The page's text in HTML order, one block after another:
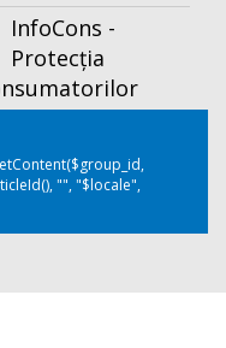
InfoCons -
Protecția
"", "$locale",